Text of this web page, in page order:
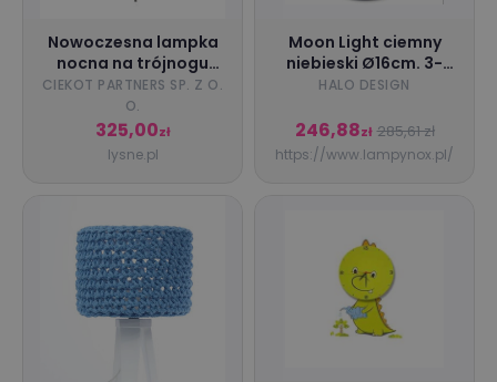
Nowoczesna lampka
nocna na trójnogu
SOVETO
CIEKOT PARTNERS SP. Z O.
O.
325,00zł
lysne.pl
Moon Light ciemny
niebieski Ø16cm. 3-
step dim 2,7W 3000K
akumulatorem
HALO DESIGN
246,88zł 285,61 zł
https://www.lampynox.pl/